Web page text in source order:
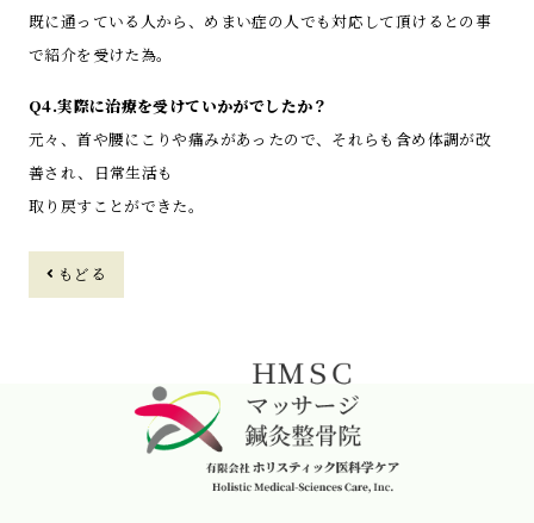
既に通っている人から、めまい症の人でも対応して頂けるとの事
で紹介を受けた為。
Q4.実際に治療を受けていかがでしたか？
元々、首や腰にこりや痛みがあったので、それらも含め体調が改
善され、日常生活も
取り戻すことができた。
もどる